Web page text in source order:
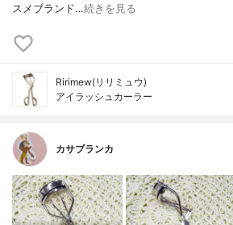
スメブランド…続きを見る
Ririmew(リリミュウ)
アイラッシュカーラー
カサブランカ